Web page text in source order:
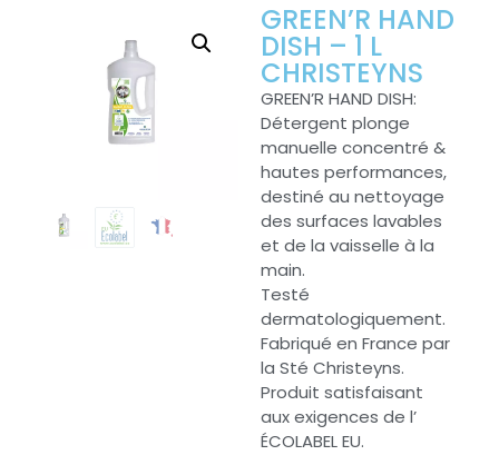
GREEN’R HAND
DISH – 1 L
CHRISTEYNS
GREEN’R HAND DISH:
Détergent plonge
manuelle concentré &
hautes performances,
destiné au nettoyage
des surfaces lavables
et de la vaisselle à la
main.
Testé
dermatologiquement.
Fabriqué en France par
la Sté Christeyns.
Produit satisfaisant
aux exigences de l’
ÉCOLABEL EU.